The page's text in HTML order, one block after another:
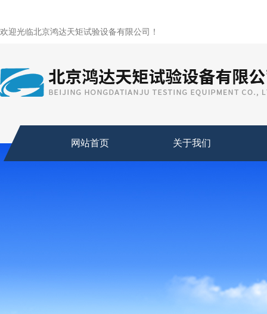
欢迎光临北京鸿达天矩试验设备有限公司！
网站首页 关于我们